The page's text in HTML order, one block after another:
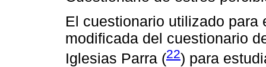
El cuestionario utilizado
modificada del cuestionario
Iglesias Parra (22) para